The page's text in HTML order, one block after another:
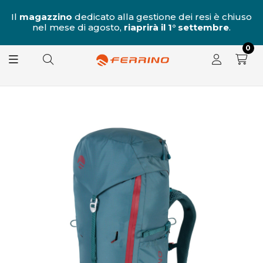
Il magazzino dedicato alla gestione dei resi è chiuso
nel mese di agosto, riaprirà il 1° settembre.
0